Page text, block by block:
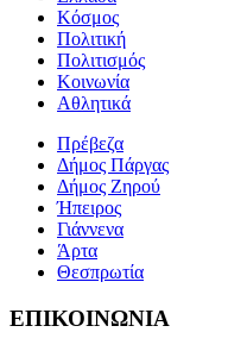
Κόσμος
Πολιτική
Πολιτισμός
Κοινωνία
Αθλητικά
Πρέβεζα
Δήμος Πάργας
Δήμος Ζηρού
Ήπειρος
Γιάννενα
Άρτα
Θεσπρωτία
ΕΠΙΚΟΙΝΩΝΙΑ